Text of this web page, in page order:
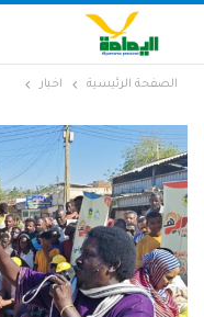
الصفحة الرئيسية اخبار